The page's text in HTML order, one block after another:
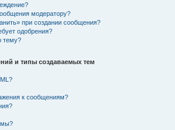
модератору?
при создании сообщения?
одобрения?
тему?
и типы создаваемых тем
к сообщениям?